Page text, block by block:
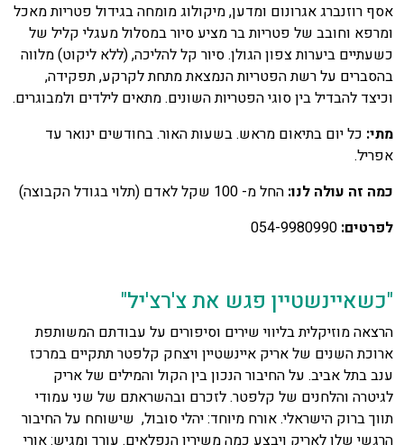
אסף רוזנברג אגרונום ומדען, מיקולוג מומחה בגידול פטריות מאכל
ומרפא וחובב של פטריות בר מציע סיור במסלול מעגלי קליל של
כשעתיים ביערות צפון הגולן. סיור קל להליכה, (ללא ליקוט) מלווה
בהסברים על רשת הפטריות הנמצאת מתחת לקרקע, תפקידה,
וכיצד להבדיל בין סוגי הפטריות השונים. מתאים לילדים ולמבוגרים.
מתי: כל יום בתיאום מראש. בשעות האור. בחודשים ינואר עד
אפריל.
כמה זה עולה לנו: החל מ- 100 שקל לאדם (תלוי בגודל הקבוצה)
לפרטים:
"כשאיינשטיין פגש את צ'רצ'יל"
הרצאה מוזיקלית בליווי שירים וסיפורים על עבודתם המשותפת
ארוכת השנים של אריק איינשטיין ויצחק קלפטר תתקיים במרכז
ענב בתל אביב. על החיבור הנכון בין הקול והמילים של אריק
לגיטרה והלחנים של קלפטר. לזכרם ובהשראתם של שני עמודי
תווך ברוק הישראלי. אורח מיוחד: יהלי סובול, שישוחח על החיבור
הרגשי שלו לאריק ויבצע כמה משיריו הנפלאים. עורך ומגיש: אורי